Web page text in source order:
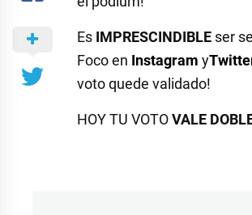
Es IMPRESCINDIBLE ser
Foco en Instagram y
voto quede validado!
HOY TU VOTOVALE